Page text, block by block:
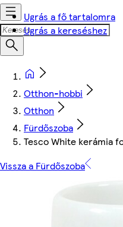
Ugrás a fő tartalomra
Ugrás a kereséshez
Otthon-hobbi
Otthon
Fürdőszoba
Tesco White kerámia
Vissza a Fürdőszoba